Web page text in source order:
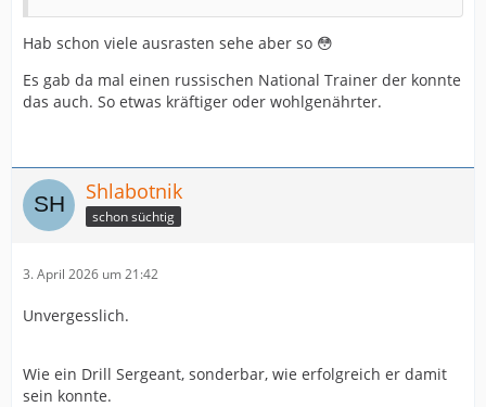
Hab schon viele ausrasten sehe aber so 😳
Es gab da mal einen russischen National Trainer der konnte
das auch. So etwas kräftiger oder wohlgenährter.
Shlabotnik
schon süchtig
3. April 2026 um 21:42
Unvergesslich.
Wie ein Drill Sergeant, sonderbar, wie erfolgreich er damit
sein konnte.